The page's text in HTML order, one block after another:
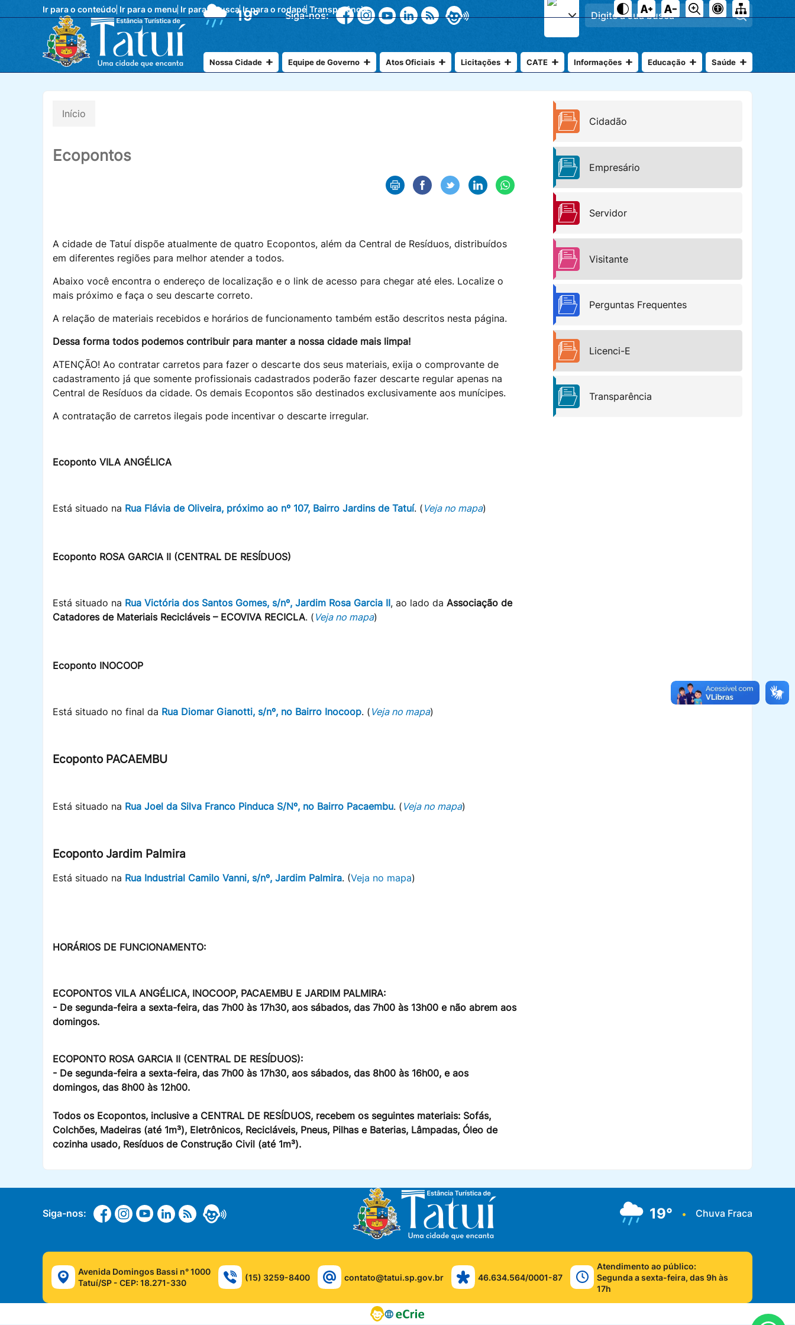
Ir para o conteúdo Ir para o menu Ir para a busca Ir para o rodapé Transparência
19° Siga-nos:
Nossa Cidade Equipe de Governo Atos Oficiais Licitações CATE Informações Educação Saúde
Início
Ecopontos
A cidade de Tatuí dispõe atualmente de quatro Ecopontos, além da Central de Resíduos, distribuídos
em diferentes regiões para melhor atender a todos.
Abaixo você encontra o endereço de localização e o link de acesso para chegar até eles. Localize o
mais próximo e faça o seu descarte correto.
A relação de materiais recebidos e horários de funcionamento também estão descritos nesta página.
Dessa forma todos podemos contribuir para manter a nossa cidade mais limpa!
ATENÇÃO! Ao contratar carretos para fazer o descarte dos seus materiais, exija o comprovante de
cadastramento já que somente profissionais cadastrados poderão fazer descarte regular apenas na
Central de Resíduos da cidade. Os demais Ecopontos são destinados exclusivamente aos munícipes.
A contratação de carretos ilegais pode incentivar o descarte irregular.
Ecoponto VILA ANGÉLICA
Está situado na Rua Flávia de Oliveira, próximo ao nº 107, Bairro Jardins de Tatuí. ( Veja no mapa)
Ecoponto ROSA GARCIA II (CENTRAL DE RESÍDUOS)
Está situado na Rua Victória dos Santos Gomes, s/nº, Jardim Rosa Garcia II, ao lado da Associação de
Catadores de Materiais Recicláveis – ECOVIVA RECICLA. ( Veja no mapa)
Ecoponto INOCOOP
Está situado no final da Rua Diomar Gianotti, s/nº, no Bairro Inocoop. ( Veja no mapa)
Ecoponto PACAEMBU
Está situado na Rua Joel da Silva Franco Pinduca S/Nº, no Bairro Pacaembu. ( Veja no mapa)
Ecoponto Jardim Palmira
Está situado na Rua Industrial Camilo Vanni, s/nº, Jardim Palmira. (Veja no mapa)
HORÁRIOS DE FUNCIONAMENTO:
ECOPONTOS VILA ANGÉLICA, INOCOOP, PACAEMBU E JARDIM PALMIRA:
- De segunda-feira a sexta-feira, das 7h00 às 17h30, aos sábados, das 7h00 às 13h00 e não abrem aos
domingos.
ECOPONTO ROSA GARCIA II (CENTRAL DE RESÍDUOS):
- De segunda-feira a sexta-feira, das 7h00 às 17h30, aos sábados, das 8h00 às 16h00, e aos
domingos, das 8h00 às 12h00.
Todos os Ecopontos, inclusive a CENTRAL DE RESÍDUOS, recebem os seguintes materiais: Sofás,
Colchões, Madeiras (até 1m³), Eletrônicos, Recicláveis, Pneus, Pilhas e Baterias, Lâmpadas, Óleo de
cozinha usado, Resíduos de Construção Civil (até 1m³).
Cidadão
Empresário
Servidor
Visitante
Perguntas Frequentes
Licenci-E
Transparência
Siga-nos: 19° • Chuva Fraca
Avenida Domingos Bassi n° 1000
Tatuí/SP - CEP: 18.271-330
(15) 3259-8400 contato@tatui.sp.gov.br 46.634.564/0001-87
Atendimento ao público:
Segunda a sexta-feira, das 9h às
17h